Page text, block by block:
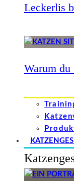
Leckerlis
Warum du